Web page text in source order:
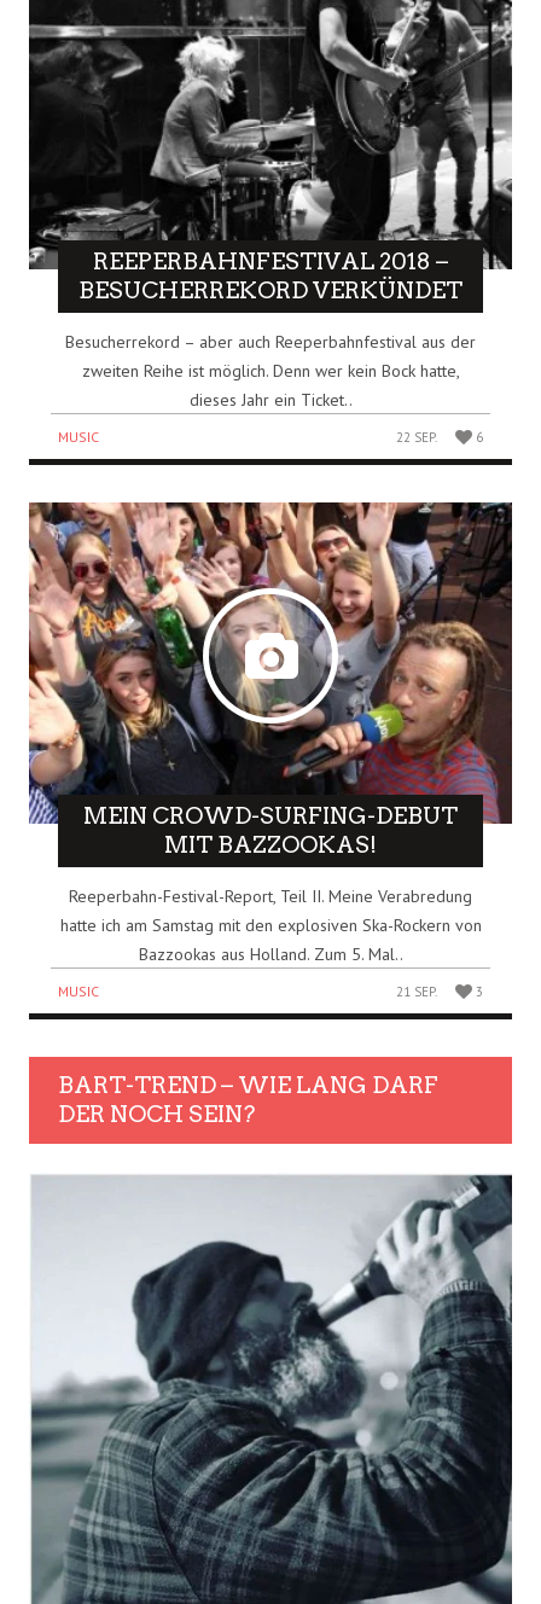
REEPERBAHNFESTIVAL 2018 –
BESUCHERREKORD VERKÜNDET
Besucherrekord – aber auch Reeperbahnfestival aus der
zweiten Reihe ist möglich. Denn wer kein Bock hatte,
dieses Jahr ein Ticket..
MUSIC 22 SEP. 6
MEIN CROWD-SURFING-DEBUT
MIT BAZZOOKAS!
Reeperbahn-Festival-Report, Teil II. Meine Verabredung
hatte ich am Samstag mit den explosiven Ska-Rockern von
Bazzookas aus Holland. Zum 5. Mal..
MUSIC 21 SEP. 3
BART-TREND – WIE LANG DARF
DER NOCH SEIN?